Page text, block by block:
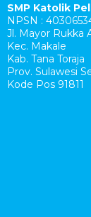
SMP Katolik
NPSN :
Jl. Mayor Rukka
Kec. Makale
Kab. Tana Toraja
Prov. Sulawesi
Kode Pos 91811